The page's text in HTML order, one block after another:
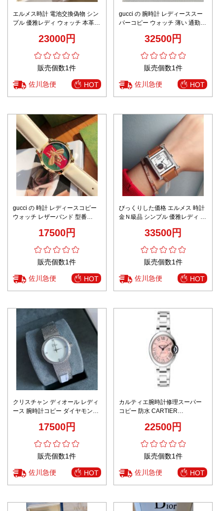
エルメス時計 電池交換偽物 シン
プル 優雅レディ ウォッチ 本革
23000円
販売個数1件
佐川急便 HOT
gucci の 腕時計 レディーススー
パーコピー ウォッチ 薄い 通勤
ケース 女性 ブルー
32500円
販売個数1件
佐川急便 HOT
gucci の 時計 レディースコピー
ウォッチ レザーバンド 型番
用 ホワイト17500円
販売個数1件
佐川急便 HOT
びっくりした価格 エルメス 時計
金Ｎ級品 シンプル 優雅レディ ウ
33500円
販売個数1件
佐川急便 HOT
クリスチャン ディオール レディ
ース 腕時計コピー ダイヤモン飾
17500円
販売個数1件
佐川急便 HOT
カルティエ腕時計修理スーパー
コピー 防水 CARTIER
ンド ピンク22500円
販売個数1件
佐川急便 HOT